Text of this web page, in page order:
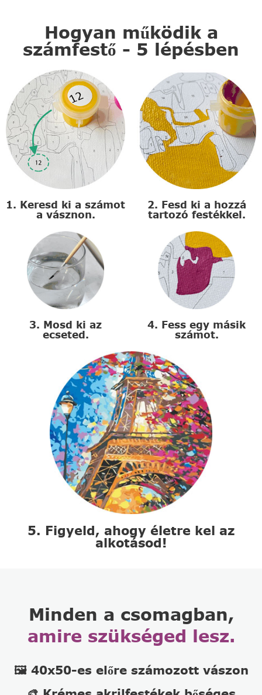
Hogyan működik a
számfestő - 5 lépésben
1. Keresd ki a számot
a vásznon.
2. Fesd ki a hozzá
tartozó festékkel.
3. Mosd ki az
ecseted.
4. Fess egy másik
számot.
5. Figyeld, ahogy életre kel az
alkotásod!
Minden a csomagban,
amire szükséged lesz.
🖼️ 40x50-es előre számozott vászon